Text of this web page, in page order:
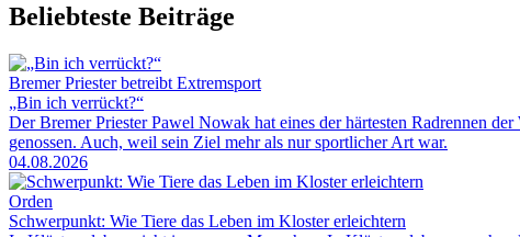
Beliebteste Beiträge
Bremer Priester betreibt Extremsport
„Bin ich verrückt?“
Der Bremer Priester Pawel Nowak hat eines der härtesten Radrennen
genossen. Auch, weil sein Ziel mehr als nur sportlicher Art war.
04.08.2026
Orden
Schwerpunkt: Wie Tiere das Leben im Kloster erleichtern